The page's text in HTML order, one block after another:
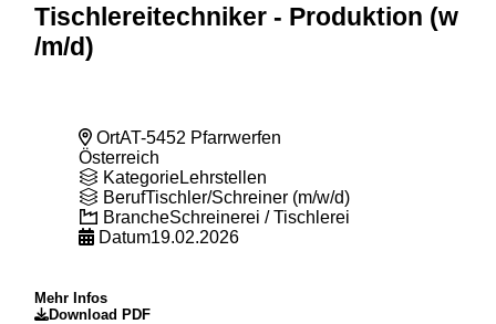
Tischlereitechniker - Produktion (w
/m/d)
OrtAT-5452 Pfarrwerfen
Österreich
KategorieLehrstellen
BerufTischler/Schreiner (m/w/d)
BrancheSchreinerei / Tischlerei
Datum19.02.2026
Mehr Infos
Download PDF